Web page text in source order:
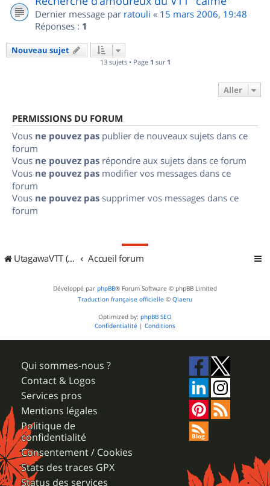
Dernier message par ratouli « 15 mars 2006, 19:48
Réponses : 1
Nouveau sujet
13 sujets • Page 1 sur 1
Aller
PERMISSIONS DU FORUM
Vous ne pouvez pas publier de nouveaux sujets dans ce
forum
Vous ne pouvez pas répondre aux sujets dans ce forum
Vous ne pouvez pas modifier vos messages dans ce
forum
Vous ne pouvez pas supprimer vos messages dans ce
forum
UtagawaVTT (Randos VTT et VTTAE avec traces GPS) Accueil forum
Développé par phpBB® Forum Software © phpBB Limited
Traduction française officielle © Qiaeru
Optimized by: phpBB SEO
Confidentialité | Conditions
Qui sommes-nous ?
Contact & Logos
Services pros
Mentions légales
Politique de
confidentialité
Consentement / Cookies
Stats des traces GPX
Status des services